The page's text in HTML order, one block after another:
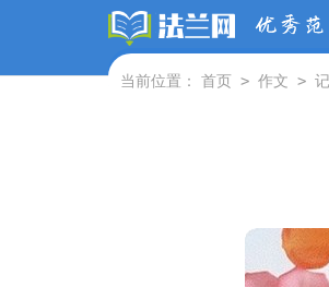
当前位置： 首页 > 作文 >